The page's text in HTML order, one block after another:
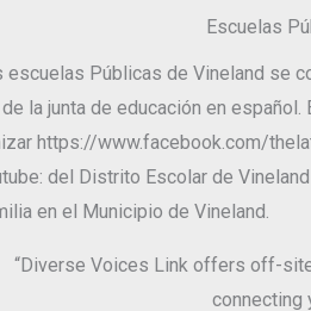
Escuelas
Públicas de Vineland se
la junta de educación en
https://www.facebook.com/
del Distrito Escolar de
en el Municipio de Vineland.